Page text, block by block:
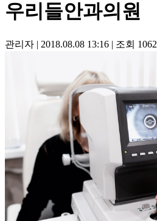
우리들안과의원
관리자 | 2018.08.08 13:16 | 조회 1062